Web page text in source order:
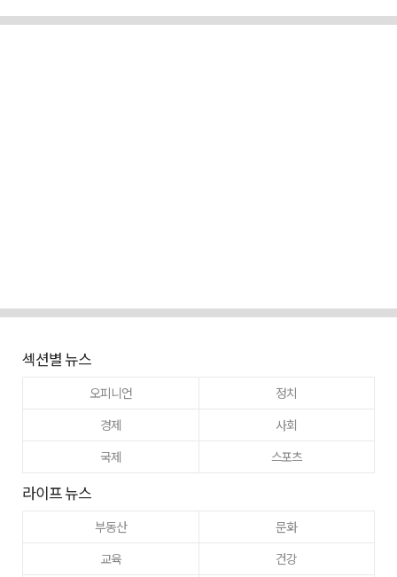
섹션별 뉴스
오피니언
정치
경제
사회
국제
스포츠
라이프 뉴스
부동산
문화
교육
건강